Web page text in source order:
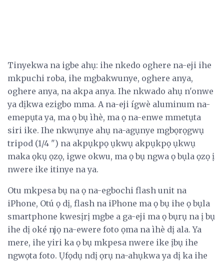
Tinyekwa na igbe ahụ: ihe nkedo oghere na-eji ihe
mkpuchi roba, ihe mgbakwunye, oghere anya,
oghere anya, na akpa anya. Ihe nkwado ahụ n'onwe
ya dịkwa ezigbo mma. A na-eji ígwè aluminum na-
emepụta ya, ma ọ bụ ìhè, ma ọ na-enwe mmetụta
siri ike. Ihe nkwụnye ahụ na-agụnye mgbọrọgwụ
tripod (1/4 ") na akpụkpọ ụkwụ akpụkpọ ụkwụ
maka ọkụ ọzọ, igwe okwu, ma ọ bụ ngwa ọ bụla ọzọ ị
nwere ike itinye na ya.
Otu mkpesa bụ na ọ na-egbochi flash unit na
iPhone, Otú ọ dị, flash na iPhone ma ọ bụ ihe ọ bụla
smartphone kwesịrị mgbe a ga-eji ma ọ bụrụ na ị bụ
ihe dị oké njọ na-ewere foto ọma na ìhè dị ala. Ya
mere, ihe yiri ka ọ bụ mkpesa nwere ike ịbụ ihe
ngwọta foto. Ụfọdụ ndị ọrụ na-ahụkwa ya dị ka ihe